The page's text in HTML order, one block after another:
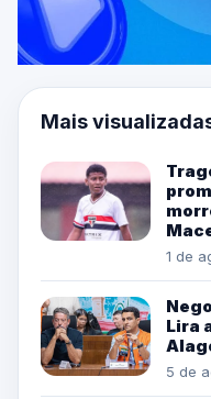
Mais
1 de
Lira
5 de